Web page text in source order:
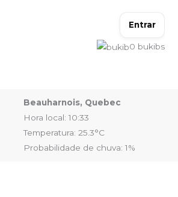
Entrar
0 bukibs
Beauharnois, Quebec
Hora local: 10:33
Temperatura: 25.3°C
Probabilidade de chuva: 1%